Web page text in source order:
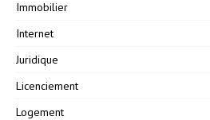
Immobilier
Internet
Juridique
Licenciement
Logement